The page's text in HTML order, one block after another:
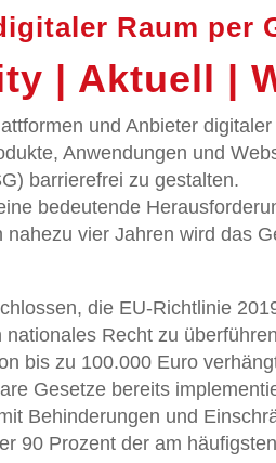
Raum per
| Aktuell |
und Anbieter
Anwendungen und
barrierefrei zu gestalten.
bedeutende
nahezu vier Jahren wird das
die EU-Richtlinie
Recht zu
bis zu 100.000 Euro
Gesetze bereits
Behinderungen und
90 Prozent der am